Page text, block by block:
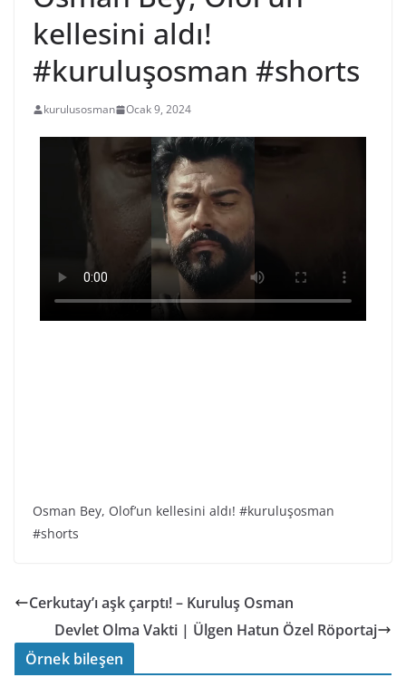
kellesini aldı!
#kuruluşosman #shorts
kurulusosman Ocak 9, 2024
Osman Bey, Olof’un kellesini aldı! #kuruluşosman
#shorts
Cerkutay’ı aşk çarptı! – Kuruluş Osman
Devlet Olma Vakti | Ülgen Hatun Özel Röportaj
Örnek bileşen